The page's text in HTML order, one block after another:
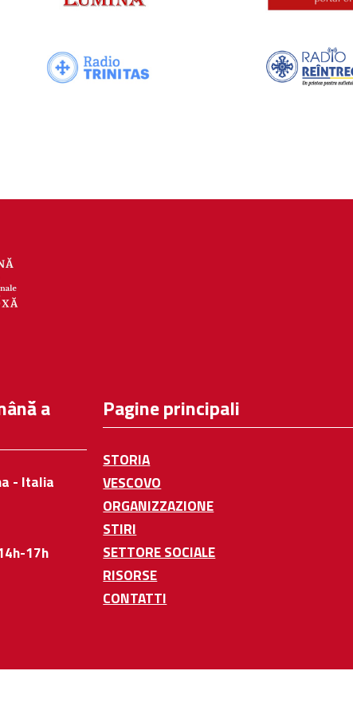
a
- Italia
17h
Pagine principali
STORIA
VESCOVO
ORGANIZZAZIONE
STIRI
SETTORE SOCIALE
RISORSE
CONTATTI